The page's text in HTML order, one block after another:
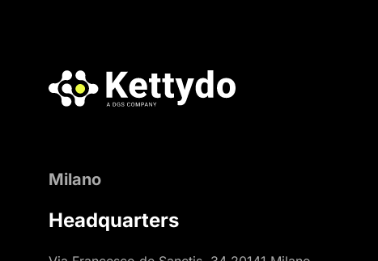
Milano
Headquarters